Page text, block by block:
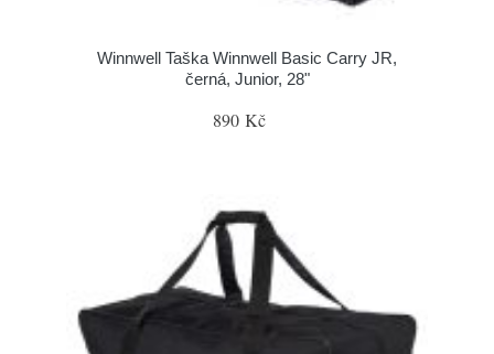
Winnwell Taška Winnwell Basic Carry JR,
černá, Junior, 28"
890 Kč